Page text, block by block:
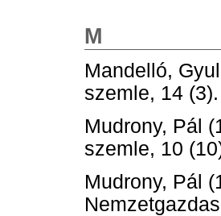
M
Mandelló,
szemle, 14
Mudrony, Pál
szemle, 10
Mudrony, Pál